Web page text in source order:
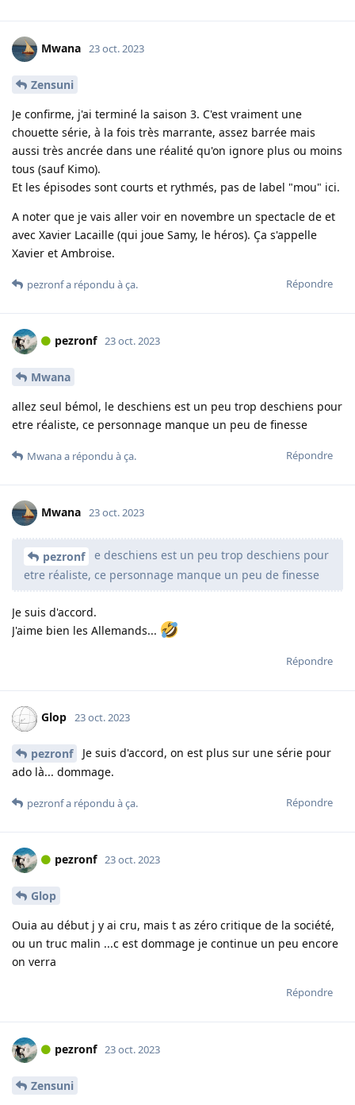
Mwana 23 oct. 2023
Zensuni
Je confirme, j'ai terminé la saison 3. C'est vraiment une
chouette série, à la fois très marrante, assez barrée mais
aussi très ancrée dans une réalité qu'on ignore plus ou moins
tous (sauf Kimo).
Et les épisodes sont courts et rythmés, pas de label "mou" ici.
A noter que je vais aller voir en novembre un spectacle de et
avec Xavier Lacaille (qui joue Samy, le héros). Ça s'appelle
Xavier et Ambroise.
Répondre
pezronfa répondu à ça.
pezronf 23 oct. 2023
Mwana
allez seul bémol, le deschiens est un peu trop deschiens pour
etre réaliste, ce personnage manque un peu de finesse
Répondre
Mwanaa répondu à ça.
Mwana 23 oct. 2023
pezronf
e deschiens est un peu trop deschiens pour
etre réaliste, ce personnage manque un peu de finesse
Je suis d'accord.
J'aime bien les Allemands...
Répondre
Glop 23 oct. 2023
pezronf
Je suis d'accord, on est plus sur une série pour
ado là... dommage.
Répondre
pezronfa répondu à ça.
pezronf 23 oct. 2023
Glop
Ouia au début j y ai cru, mais t as zéro critique de la société,
ou un truc malin ...c est dommage je continue un peu encore
on verra
Répondre
pezronf 23 oct. 2023
Zensuni